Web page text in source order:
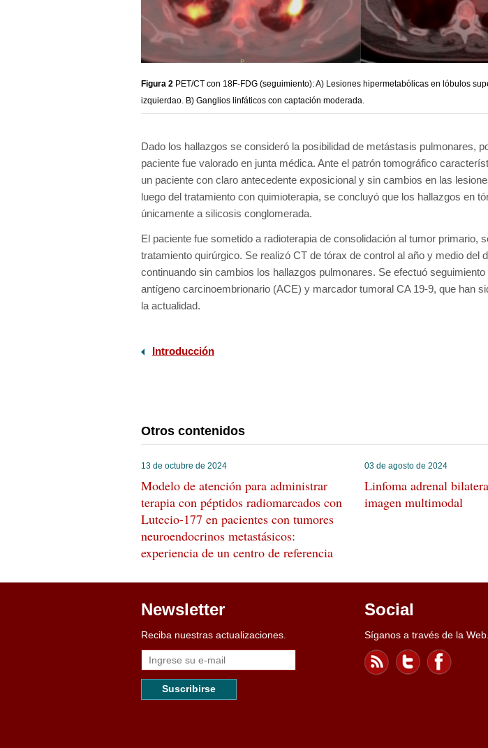
Figura 2 PET/CT con 18F-FDG (seguimiento): A) Lesiones hipermetabólicas en lóbulos
izquierdao. B) Ganglios linfáticos con captación moderada.
Dado los hallazgos se consideró la posibilidad de metástasis pulmonares,
paciente fue valorado en junta médica. Ante el patrón tomográfico
un paciente con claro antecedente exposicional y sin cambios en las
luego del tratamiento con quimioterapia, se concluyó que los hallazgos en
únicamente a silicosis conglomerada.
El paciente fue sometido a radioterapia de consolidación al tumor primario,
tratamiento quirúrgico. Se realizó CT de tórax de control al año y medio del
continuando sin cambios los hallazgos pulmonares. Se efectuó
antígeno carcinoembrionario (ACE) y marcador tumoral CA 19-9, que han
la actualidad.
Introducción
Otros contenidos
13 de octubre de 2024
Modelo de atención para administrar
terapia con péptidos radiomarcados con
Lutecio-177 en pacientes con tumores
neuroendocrinos metastásicos:
experiencia de un centro de referencia
03 de agosto de 2024
Linfoma adrenal
imagen multimodal
Newsletter
Reciba nuestras actualizaciones.
Suscribirse
Social
Síganos a través de la Web.